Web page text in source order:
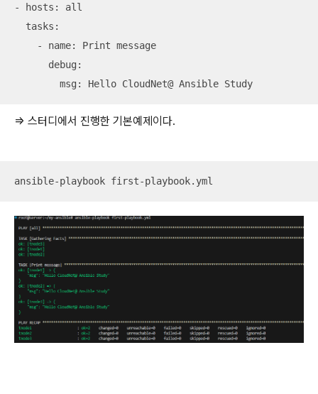
- hosts: all
  tasks:
    - name: Print message
      debug:
        msg: Hello CloudNet@ Ansible Study
=> 스터디에서 진행한 기본예제이다.
ansible-playbook first-playbook.yml